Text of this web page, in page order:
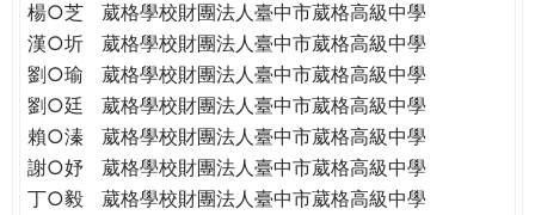
楊○芝
葳格學校財團法人臺中市葳格高級中學
漢○圻
葳格學校財團法人臺中市葳格高級中學
劉○瑜
葳格學校財團法人臺中市葳格高級中學
劉○廷
葳格學校財團法人臺中市葳格高級中學
賴○溱
葳格學校財團法人臺中市葳格高級中學
謝○妤
葳格學校財團法人臺中市葳格高級中學
丁○毅
葳格學校財團法人臺中市葳格高級中學